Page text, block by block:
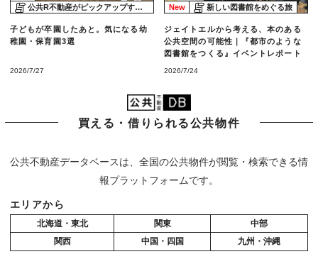
公共R不動産がピックアップする物件
子どもが卒園したあと。気になる幼
稚園・保育園3選
2026/7/27
New 新しい図書館をめぐる旅
ジェイトエルから考える、本のある
公共空間の可能性｜『都市のような
図書館をつくる』イベントレポート
2026/7/24
買える・借りられる公共物件
公共不動産データベースは、全国の公共物件が閲覧・検索できる情
報プラットフォームです。
エリアから
北海道・東北 関東
中部
関西
中国・四国 九州・沖縄